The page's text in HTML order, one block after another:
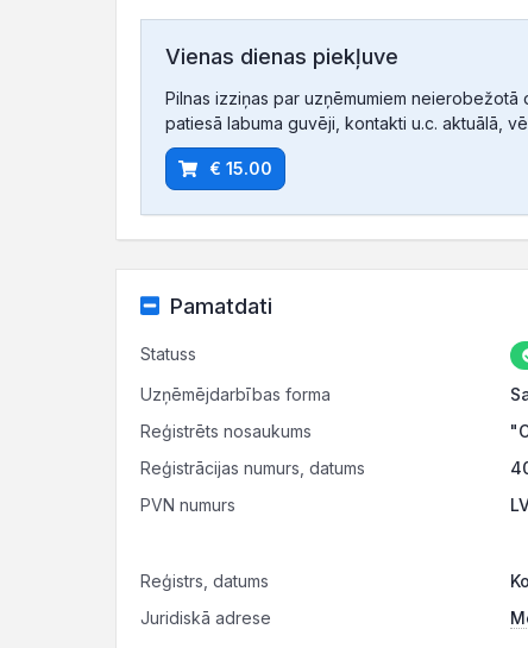
Vienas dienas piekļuve
Pilnas izziņas par uzņēmumiem
patiesā labuma guvēji, kontakti u.c. aktuālā,
€ 15.00
Pamatdati
Statuss
Uzņēmējdarbības forma
Reģistrēts nosaukums
Reģistrācijas numurs, datums
PVN numurs
Reģistrs, datums
Juridiskā adrese